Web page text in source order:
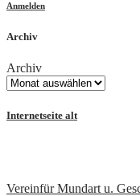
Anmelden
Archiv
Archiv
Internetseite alt
Vereinfür Mundart u.